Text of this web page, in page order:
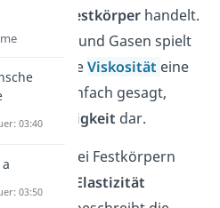
Festkörperhandelt.
und Gasen spielt
dieViskosität eine
Rolle. Einfach gesagt,
die
Zähigkeit dar.
ist bei Festkörpern
Elastizität
03:40
03:50